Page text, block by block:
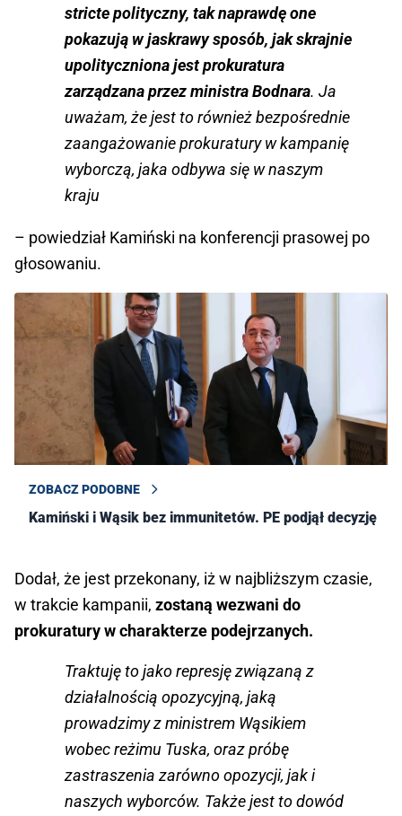
stricte polityczny, tak naprawdę one
pokazują w jaskrawy sposób, jak skrajnie
upolityczniona jest prokuratura
zarządzana przez ministra Bodnara. Ja
uważam, że jest to również bezpośrednie
zaangażowanie prokuratury w kampanię
wyborczą, jaka odbywa się w naszym
kraju
– powiedział Kamiński na konferencji prasowej po
głosowaniu.
ZOBACZ PODOBNE
Kamiński i Wąsik bez immunitetów. PE podjął decyzję
Dodał, że jest przekonany, iż w najbliższym czasie,
w trakcie kampanii, zostaną wezwani do
prokuratury w charakterze podejrzanych.
Traktuję to jako represję związaną z
działalnością opozycyjną, jaką
prowadzimy z ministrem Wąsikiem
wobec reżimu Tuska, oraz próbę
zastraszenia zarówno opozycji, jak i
naszych wyborców. Także jest to dowód